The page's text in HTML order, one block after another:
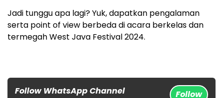
Jadi tunggu apa lagi? Yuk, dapatkan pengalaman
serta point of view berbeda di acara berkelas dan
termegah West Java Festival 2024.
Follow WhatsApp Channel
Follow